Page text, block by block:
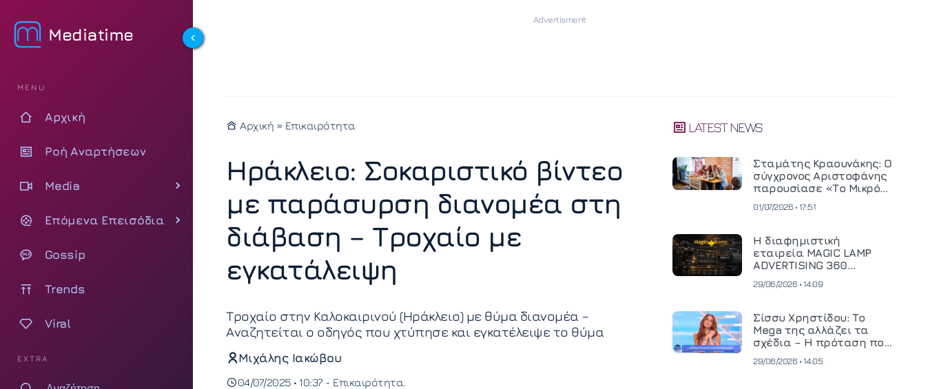
Mediatime
MENU
Αρχική
Ροή Αναρτήσεων
Media
Επόμενα Επεισόδια
Gossip
Trends
Viral
EXTRA
Αρχική » Επικαιρότητα
Ηράκλειο: Σοκαριστικό βίντεο
με παράσυρση διανομέα στη
διάβαση – Τροχαίο με
εγκατάλειψη
Τροχαίο στην Καλοκαιρινού (Ηράκλειο) με θύμα διανομέα –
Αναζητείται ο οδηγός που χτύπησε και εγκατέλειψε το θύμα
Μιχάλης Ιακώβου
04/07/2025 • 10:37 - Επικαιρότητα
LATEST NEWS
Σταμάτης Κραουνάκης: Ο
σύγχρονος Αριστοφάνης
παρουσίασε «Το Μικρό
01/07/2026 • 17:51
Η διαφημιστική
εταιρεία MAGIC LAMP
ADVERTISING 360
κινηματογραφική
και ανεβάζει τον πήχη
στην παραγωγή
οπτικοακουστικού
περιεχομένου
29/06/2026 • 14:09
Σίσσυ Χρηστίδου: Το
Mega της αλλάζει τα
σχέδια – Η πρόταση που
29/06/2026 • 14:05